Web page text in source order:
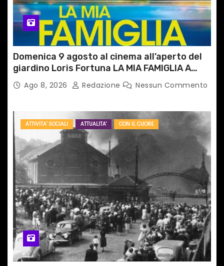
Domenica 9 agosto al cinema all’aperto del
giardino Loris Fortuna LA MIA FAMIGLIA A
TAIPEIAgo 8, 2026 Redazione Nessun Commento
ATTIVITA' SOCIALI ATTUALITA' CON IL CUORE